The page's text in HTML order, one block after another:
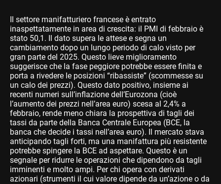
Il settore manifatturiero francese è entrato
inaspettatamente in area di crescita: il PMI di febbraio è
stato 50,1. Il dato supera le attese e segna un
cambiamento dopo un lungo periodo di calo visto per
gran parte del 2025. Questo lieve miglioramento
suggerisce che la fase peggiore potrebbe essere finita e
porta a rivedere le posizioni “ribassiste” (scommesse su
un calo dei prezzi). Questo dato positivo, insieme ai
recenti numeri sull’inflazione dell’Eurozona (cioè
l’aumento dei prezzi nell’area euro) scesa al 2,4% a
febbraio, rende meno chiara la prospettiva di tagli dei
tassi da parte della Banca Centrale Europea (BCE, la
banca che decide i tassi nell’area euro). Il mercato stava
anticipando tagli forti, ma una manifattura più resistente
potrebbe spingere la BCE ad aspettare. Questo è un
segnale per ridurre le operazioni che dipendono da tagli
imminenti e molto ampi. Per chi opera con derivati
azionari (strumenti il cui valore dipende da un’azione o da